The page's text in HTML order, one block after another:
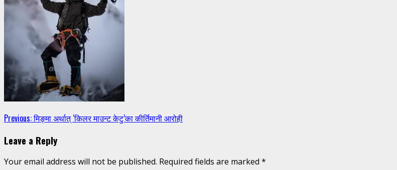
Continue
Reading
Previous:मिङ्मा अर्थात् ‘किलर माउन्ट केटु’का कीर्तिमानी आरोही
Leave a Reply
Your email address will not be published. Required fields are marked *